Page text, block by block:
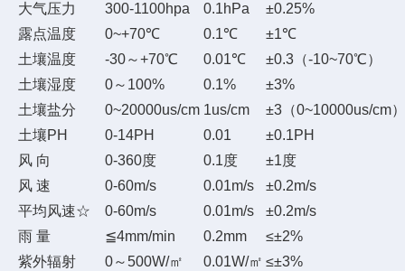
大气压力
300-1100hpa 0.1hPa
±0.25%
露点温度
0~+70℃ 0.1℃
±1℃
土壤温度
-30～+70℃ 0.01℃
±0.3（-10~70℃）
土壤湿度
0～100% 0.1%
±3%
土壤盐分
0~20000us/cm 1us/cm
±3（0~10000us/cm
土壤PH
0-14PH 0.01
±0.1PH
风 向
0-360度 0.1度
±1度
风 速
0-60m/s 0.01m/s
±0.2m/s
平均风速☆
0-60m/s 0.01m/s
±0.2m/s
雨 量
≦4mm/min 0.2mm
≤±2%
紫外辐射
0～500W/㎡ 0.01W/㎡ ≤±3%